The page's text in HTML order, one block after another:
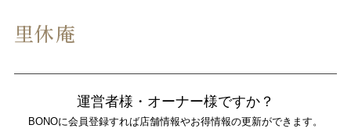
里休庵
運営者様・オーナー様ですか？
BONOに会員登録すれば店舗情報やお得情報の更新ができます。